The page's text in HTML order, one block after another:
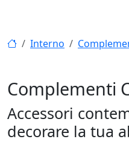
Interno
Complementi
Accessori
decorare la tua